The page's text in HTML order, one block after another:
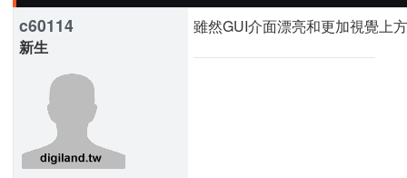
c60114
新生
雖然GUI介面漂亮和更加視覺上